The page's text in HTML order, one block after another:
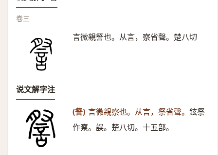
卷三
言微親詧也。从言，察省聲。楚八切
说文解字注
(詧) 言微親察也。从言，祭省聲。 鉉祭
作察。誤。楚八切。十五部。